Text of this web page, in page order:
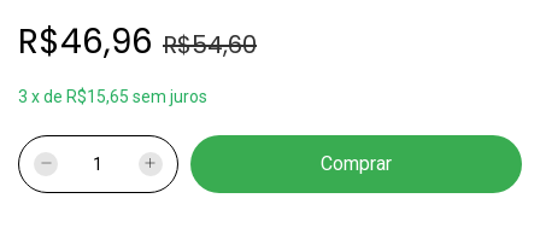
R$46,96 R$54,60
3 xde R$15,65 sem juros